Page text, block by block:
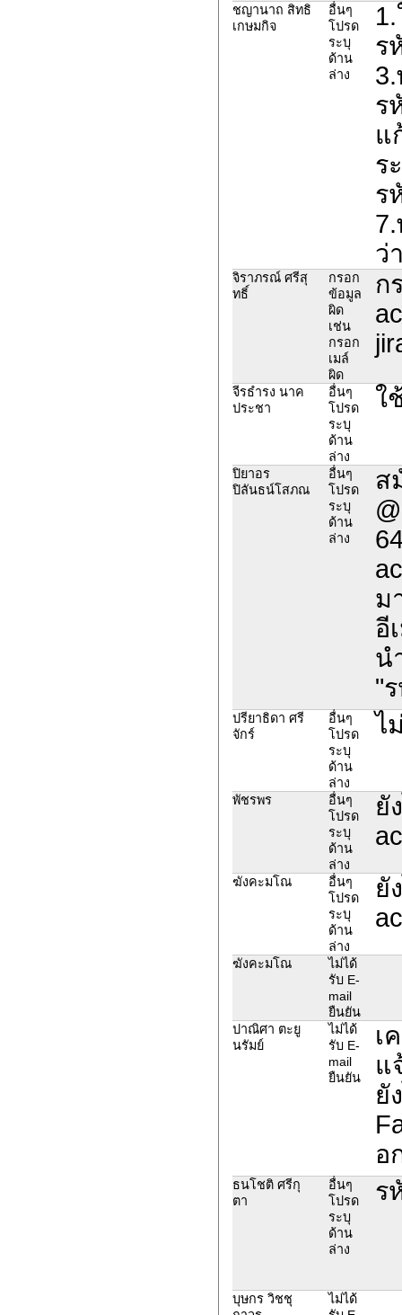
ชญานาถ สิทธิ
เกษมกิจ
อื่นๆ
โปรด
ระบุ
ด้าน
ล่าง
ร
ร
แ
ร
ร
ว่
จิราภรณ์ ศรีสุ
ทธิ์
กรอก
ข้อมูล
ผิด
เช่น
กรอก
เมล์
ผิด
ก
จีรธำรง นาค
ประชา
อื่นๆ
โปรด
ระบุ
ด้าน
ล่าง
ใ
ปิยาอร
ปิลันธน์โสภณ
อื่นๆ
โปรด
ระบุ
ด้าน
ล่าง
ส
ม
อี
น
"
ปรียาธิดา ศรี
จักร์
อื่นๆ
โปรด
ระบุ
ด้าน
ล่าง
ไ
พัชร​พร
อื่นๆ
โปรด
ระบุ
ด้าน
ล่าง
ยั
ฆังคะมโณ
อื่นๆ
โปรด
ระบุ
ด้าน
ล่าง
ยั
ฆังคะมโณ
ไม่ได้
รับ E-
mail
ยืนยัน
ปาณิศา ตะยู
นรัมย์
ไม่ได้
รับ E-
mail
ยืนยัน
เ
แ
ยั
อ
ธนโชติ ศรีกุ
ตา
อื่นๆ
โปรด
ระบุ
ด้าน
ล่าง
ร
บุษกร วิชชุ
ไม่ได้